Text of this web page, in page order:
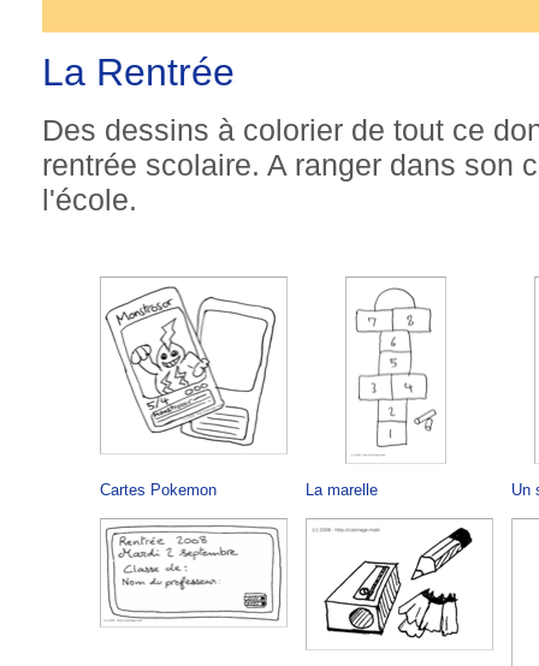
La Rentrée
Des dessins à colorier de tout ce
rentrée scolaire. A ranger dans son
l'école.
Cartes Pokemon La marelle Un